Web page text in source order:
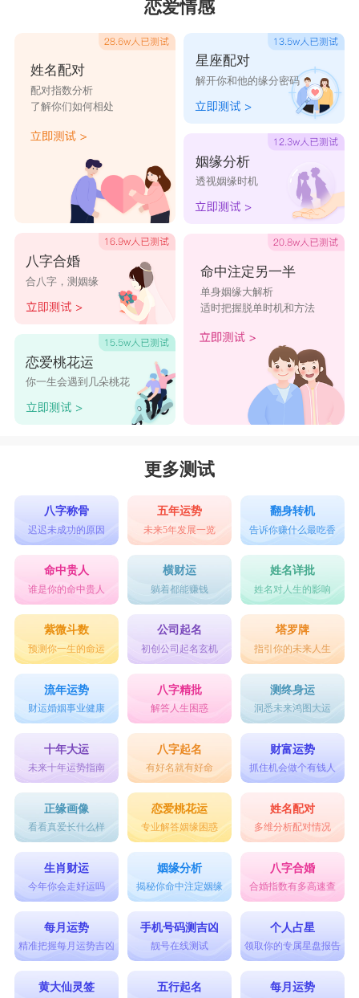
恋爱情感
姓名配对
配对指数分析
了解你们如何相处
八字合婚
合八字，测姻缘
恋爱桃花运
你一生会遇到几朵桃花
星座配对
解开你和他的缘分密码
姻缘分析
透视姻缘时机
命中注定另一半
单身姻缘大解析
适时把握脱单时机和方法
更多测试
八字称骨
迟迟未成功的原因
五年运势
未来5年发展一览
翻身转机
告诉你赚什么最吃香
命中贵人
谁是你的命中贵人
横财运
躺着都能赚钱
姓名详批
姓名对人生的影响
紫微斗数
预测你一生的命运
公司起名
初创公司起名玄机
塔罗牌
指引你的未来人生
流年运势
财运婚姻事业健康
八字精批
解答人生困惑
测终身运
洞悉未来鸿图大运
十年大运
未来十年运势指南
八字起名
有好名就有好命
财富运势
抓住机会做个有钱人
正缘画像
看看真爱长什么样
恋爱桃花运
专业解答姻缘困惑
姓名配对
多维分析配对情况
生肖财运
今年你会走好运吗
姻缘分析
揭秘你命中注定姻缘
八字合婚
合婚指数有多高速查
每月运势
精准把握每月运势吉凶
手机号码测吉凶
靓号在线测试
个人占星
领取你的专属星盘报告
黄大仙灵签 五行起名 每月运势